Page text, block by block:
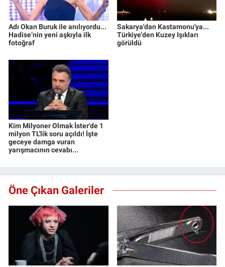
Adı Okan Buruk ile anılıyordu...
Hadise’nin yeni aşkıyla ilk
fotoğraf
Sakarya'dan Kastamonu'ya...
Türkiye'den Kuzey Işıkları
görüldü
Kim Milyoner Olmak İster'de 1
milyon TL'lik soru açıldı! İşte
geceye damga vuran
yarışmacının cevabı...
Öne Çıkan Galeriler